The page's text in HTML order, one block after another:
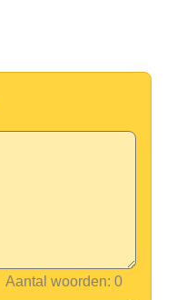
Aantal woorden: